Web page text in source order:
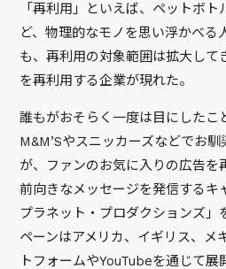
「再利用」といえば、ペットボ
ど、物理的なモノを思い浮かべる
も、再利用の対象範囲は拡大して
を再利用する企業が現れた。
誰もがおそらく一度は目にしたこ
M&M’Sやスニッカーズなどでお
が、ファンのお気に入りの広告を
前向きなメッセージを発信するキ
プラネット・プロダクションズ」
ペーンはアメリカ、イギリス、メ
トフォームやYouTubeを通じて